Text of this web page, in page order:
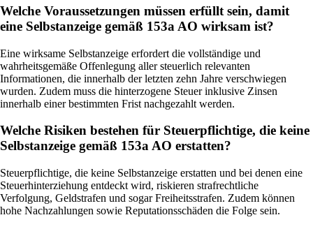
Welche Voraussetzungen müssen erfüllt sein, damit
eine Selbstanzeige gemäß 153a AO wirksam ist?
Eine wirksame Selbstanzeige erfordert die vollständige und
wahrheitsgemäße Offenlegung aller steuerlich relevanten
Informationen, die innerhalb der letzten zehn Jahre verschwiegen
wurden. Zudem muss die hinterzogene Steuer inklusive Zinsen
innerhalb einer bestimmten Frist nachgezahlt werden.
Welche Risiken bestehen für Steuerpflichtige, die keine
Selbstanzeige gemäß 153a AO erstatten?
Steuerpflichtige, die keine Selbstanzeige erstatten und bei denen eine
Steuerhinterziehung entdeckt wird, riskieren strafrechtliche
Verfolgung, Geldstrafen und sogar Freiheitsstrafen. Zudem können
hohe Nachzahlungen sowie Reputationsschäden die Folge sein.